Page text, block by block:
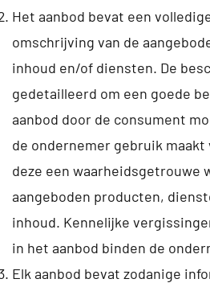
Het aanbod bevat een
omschrijving van de
inhoud en/of diensten. De
gedetailleerd om een goede
aanbod door de consument
de ondernemer gebruik maakt
deze een waarheidsgetrouwe
aangeboden producten,
inhoud. Kennelijke
in het aanbod binden de
Elk aanbod bevat zodanige